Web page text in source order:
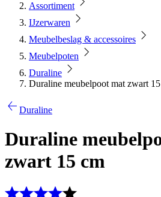
Assortiment
IJzerwaren
Meubelbeslag & accessoires
Meubelpoten
Duraline
Duraline meubelpoot mat zwart
Duraline
Duraline
zwart 15 cm